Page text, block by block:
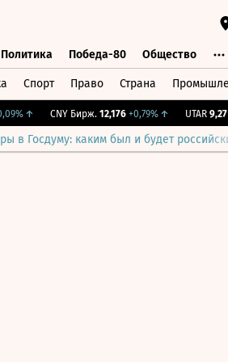
Политика Победа-80 Общество
Спорт Право Страна
↑ CNY Бирж. 12,176 +0,79%↑ UTAR 9,27 -
в Госдуму: каким был и будет